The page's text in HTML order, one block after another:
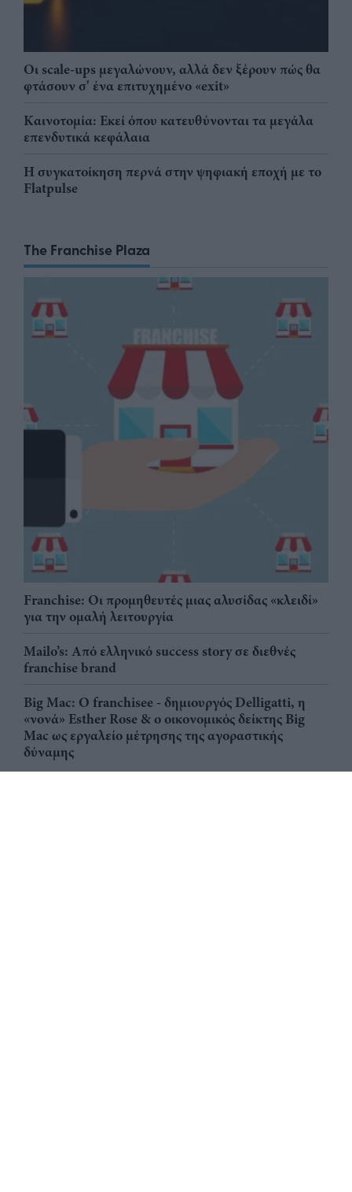
Οι scale-ups μεγαλώνουν, αλλά δεν ξέρουν πώς θα
φτάσουν σ' ένα επιτυχημένο «exit»
Καινοτομία: Εκεί όπου κατευθύνονται τα μεγάλα
επενδυτικά κεφάλαια
Η συγκατοίκηση περνά στην ψηφιακή εποχή με το
Flatpulse
The Franchise Plaza
Franchise: Οι προμηθευτές μιας αλυσίδας «κλειδί»
για την ομαλή λειτουργία
Mailo’s: Από ελληνικό success story σε διεθνές
franchise brand
Big Mac: Ο franchisee - δημιουργός Delligatti, η
«νονά» Esther Rose & ο οικονομικός δείκτης Big
Mac ως εργαλείο μέτρησης της αγοραστικής
δύναμης